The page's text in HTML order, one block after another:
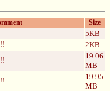
Size
5KB
2KB
19.06
MB
19.95
MB